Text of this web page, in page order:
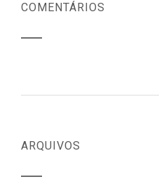
COMENTÁRIOS
ARQUIVOS